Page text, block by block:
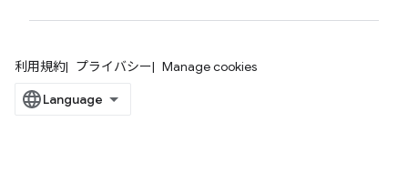
利用規約 プライバシー Manage cookies